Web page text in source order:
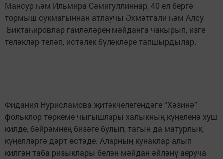
Мансур һәм Ильмира Сәмигуллиннар, 40 ел бергә
тормыш сукмагыннан атлаучы Әхмәтгали һәм Алсу
Биктаһировлар гаиләләрен мәйданга чакырып, изге
теләкләр теләп, истәлек бүләкләре тапшырдылар.
Фидания Нурисламова җитәкчелегендәге “Хәзинә”
фольклор төркеме чыгышлары халыкның күңеленә хуш
килде, бәйрәмнең бизәге булып, тагын да матурлык,
күңелләргә дәрт өстәде. Аларның кунаклар алып
килгән таба ризыклары белән мәйдан әйләнү аеруча